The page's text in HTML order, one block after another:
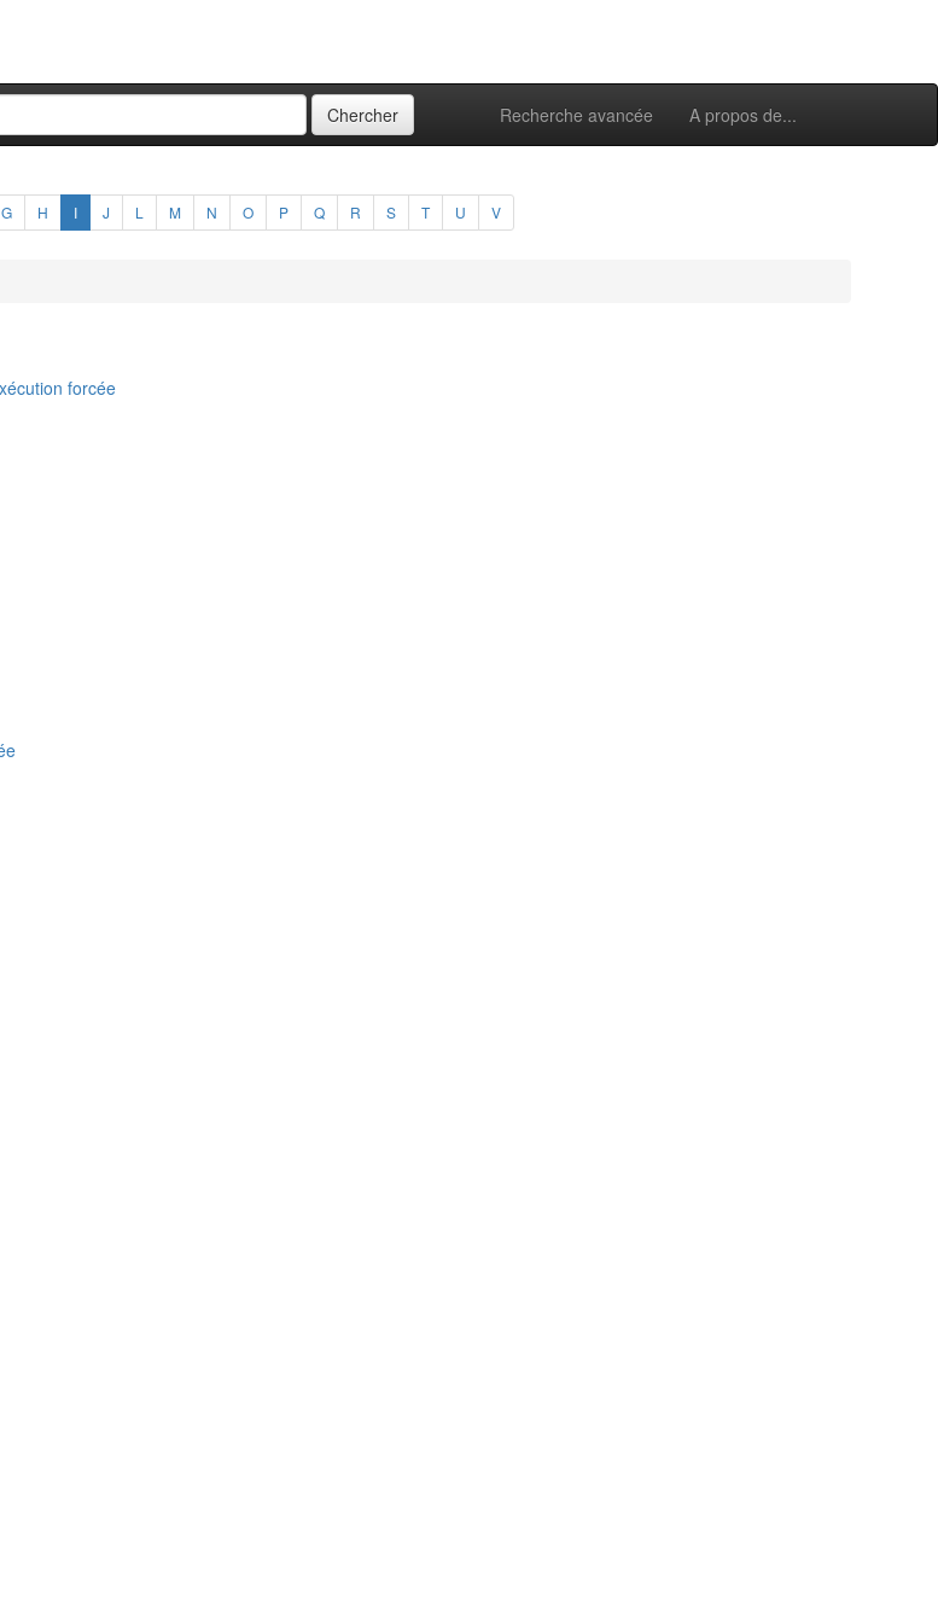
Recherche avancée A propos de...
G H I J L M N O P Q R S T U V
forcée